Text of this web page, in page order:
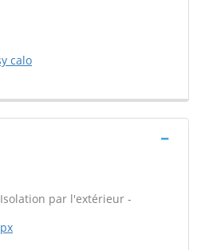
calo
par l'extérieur -